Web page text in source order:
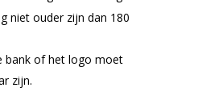
niet ouder zijn dan 180
bank of het logo moet
zijn.